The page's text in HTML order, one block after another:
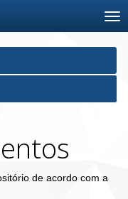
de acordo com a